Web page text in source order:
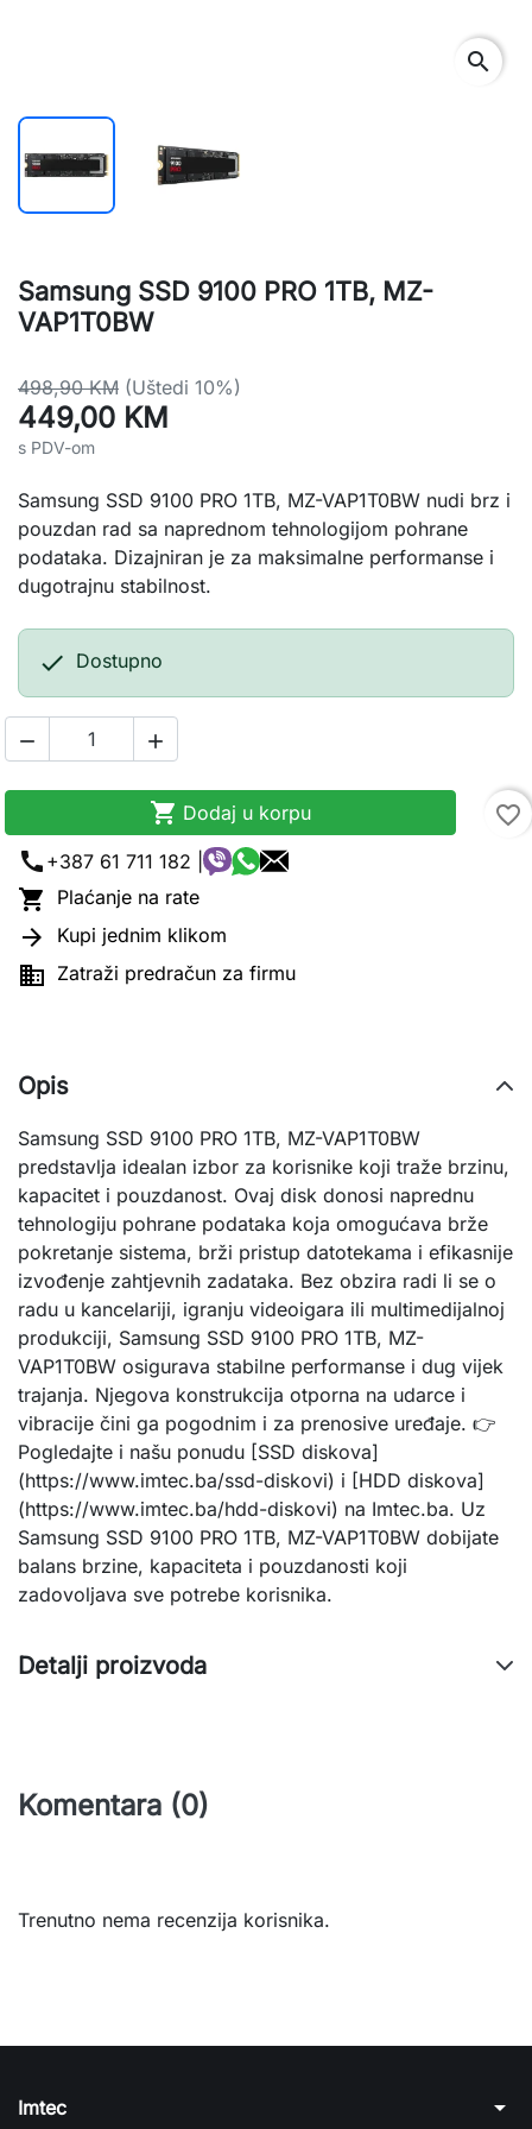
search
Samsung SSD 9100 PRO 1TB, MZ-
VAP1T0BW
498,90 KM (Uštedi 10%)
449,00 KM
s PDV-om
Samsung SSD 9100 PRO 1TB, MZ-VAP1T0BW nudi brz i
pouzdan rad sa naprednom tehnologijom pohrane
podataka. Dizajniran je za maksimalne performanse i
dugotrajnu stabilnost.
 Dostupno
 
 Dodaj u korpu
favorite_border
call +387 61 711 182 |
 Plaćanje na rate
 Kupi jednim klikom
 Zatraži predračun za firmu
Opis
Samsung SSD 9100 PRO 1TB, MZ-VAP1T0BW
predstavlja idealan izbor za korisnike koji traže brzinu,
kapacitet i pouzdanost. Ovaj disk donosi naprednu
tehnologiju pohrane podataka koja omogućava brže
pokretanje sistema, brži pristup datotekama i efikasnije
izvođenje zahtjevnih zadataka. Bez obzira radi li se o
radu u kancelariji, igranju videoigara ili multimedijalnoj
produkciji, Samsung SSD 9100 PRO 1TB, MZ-
VAP1T0BW osigurava stabilne performanse i dug vijek
trajanja. Njegova konstrukcija otporna na udarce i
vibracije čini ga pogodnim i za prenosive uređaje. 👉
Pogledajte i našu ponudu [SSD diskova]
(https://www.imtec.ba/ssd-diskovi) i [HDD diskova]
(https://www.imtec.ba/hdd-diskovi) na Imtec.ba. Uz
Samsung SSD 9100 PRO 1TB, MZ-VAP1T0BW dobijate
balans brzine, kapaciteta i pouzdanosti koji
zadovoljava sve potrebe korisnika.
Detalji proizvoda
Komentara (0)
Trenutno nema recenzija korisnika.
Imtec arrow_drop_down